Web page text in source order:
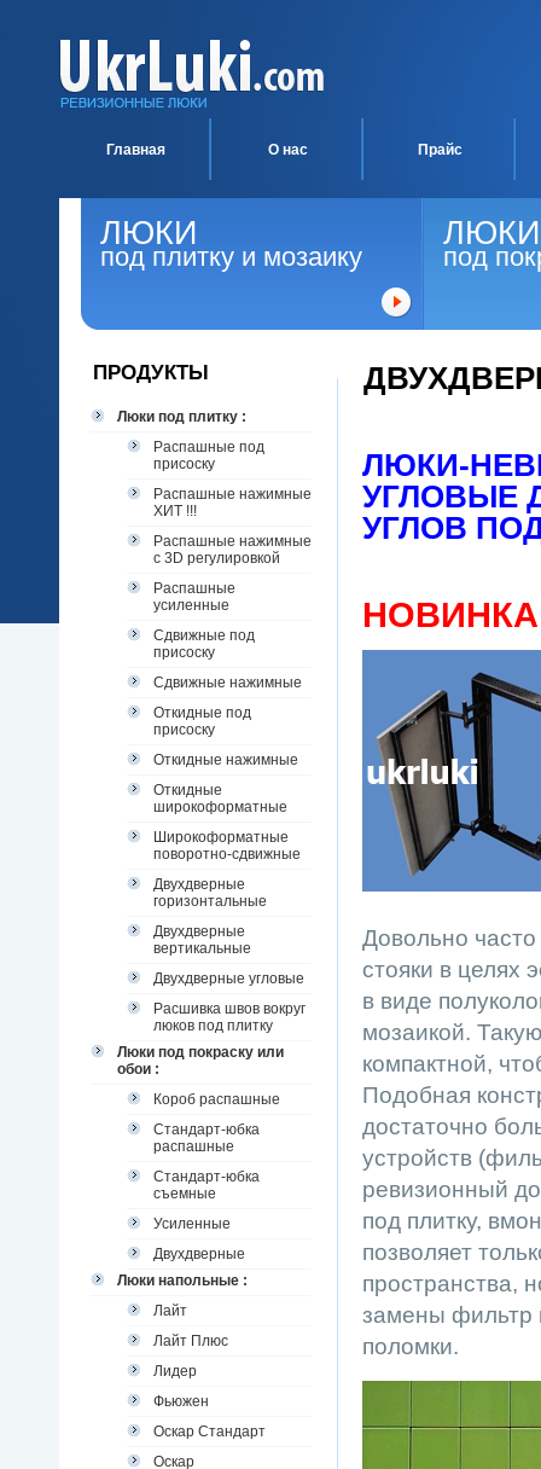
Главная О нас Прайс
ЛЮКИ
под плитку и мозаику
ЛЮКИ
под
ПРОДУКТЫ
Люки под плитку :
Распашные под
присоску
Распашные нажимные
ХИТ !!!
Распашные нажимные
с 3D регулировкой
Распашные
усиленные
Сдвижные под
присоску
Сдвижные нажимные
Откидные под
присоску
Откидные нажимные
Откидные
широкоформатные
Широкоформатные
поворотно-сдвижные
Двухдверные
горизонтальные
Двухдверные
вертикальные
Двухдверные угловые
Расшивка швов вокруг
люков под плитку
Люки под покраску или
обои :
Короб распашные
Стандарт-юбка
распашные
Стандарт-юбка
съемные
Усиленные
Двухдверные
Люки напольные :
Лайт
Лайт Плюс
Лидер
Фьюжен
Оскар Стандарт
Оскар
ЛЮКИ-
УГЛОВЫЕ
УГЛОВ
Довольно
стояки в целях
в виде
мозаикой.
компактной,
Подобная
достаточно
устройств
ревизионный
под плитку,
позволяет
пространства,
замены фильтр
поломки.